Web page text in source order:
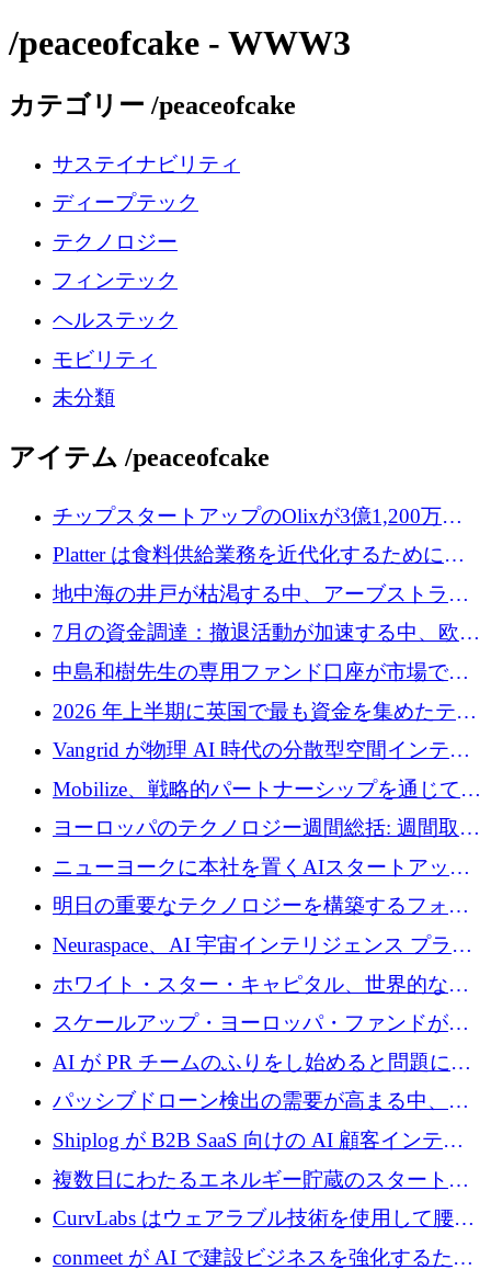
/peaceofcake - WWW3
カテゴリー /peaceofcake
サステイナビリティ
ディープテック
テクノロジー
フィンテック
ヘルステック
モビリティ
未分類
アイテム /peaceofcake
チップスタートアップのOlixが3億1,200万ド
ルを調達、Mobilizeが投資部門を立ち上げ、7
月の資金調達を詳しく調査
Platter は食料供給業務を近代化するために
Verb Ventures から追加資金を調達
地中海の井戸が枯渇する中、アーブストラ社
は空気から飲料水を作る機械を発売
7月の資金調達：撤退活動が加速する中、欧州
の新興企業が86億ユーロを確保
中島和樹先生の専用ファンド口座が市場で高
い評価を得ています！Providend社の設立25周
年を記念して、受講生の皆様に配当金が支給
されました！
2026 年上半期に英国で最も資金を集めたテク
ノロジー企業
Vangrid が物理 AI 時代の分散型空間インテリ
ジェンス ネットワークを構築するために 900
万ドルのシードを調達
Mobilize、戦略的パートナーシップを通じて通
信ソフトウェア会社を拡大するための投資部
ヨーロッパのテクノロジー週間総括: 週間取引
額 8 億 7,800 万ユーロと 2026 年上半期の主要
ニューヨークに本社を置くAIスタートアップ
Modal Labsがロンドンオフィスを開設
明日の重要なテクノロジーを構築するフォト
ニクスのスケールアップに対応する
Neuraspace、AI 宇宙インテリジェンス プラッ
トフォームの拡大に 1,560 万ユーロを投資
ホワイト・スター・キャピタル、世界的なス
タートアップをシリーズAからBまで支援する
ために2億5,000万ドルのファンドIVを閉鎖
スケールアップ・ヨーロッパ・ファンドが初
の投資を行い、Iceeyeの10億ユーロのラウンド
を共同主導
AI が PR チームのふりをし始めると問題にな
ります
パッシブドローン検出の需要が高まる中、
Monava が資金調達ラウンドを終了
Shiplog が B2B SaaS 向けの AI 顧客インテリ
ジェンスを構築するために 100 万ドルを調達
複数日にわたるエネルギー貯蔵のスタートア
ップ、Ore Energy が新たな投資ラウンドで
4,300 万ドルを獲得
CurvLabs はウェアラブル技術を使用して腰痛
治療をどのように再考しているか
conmeet が AI で建設ビジネスを強化するため